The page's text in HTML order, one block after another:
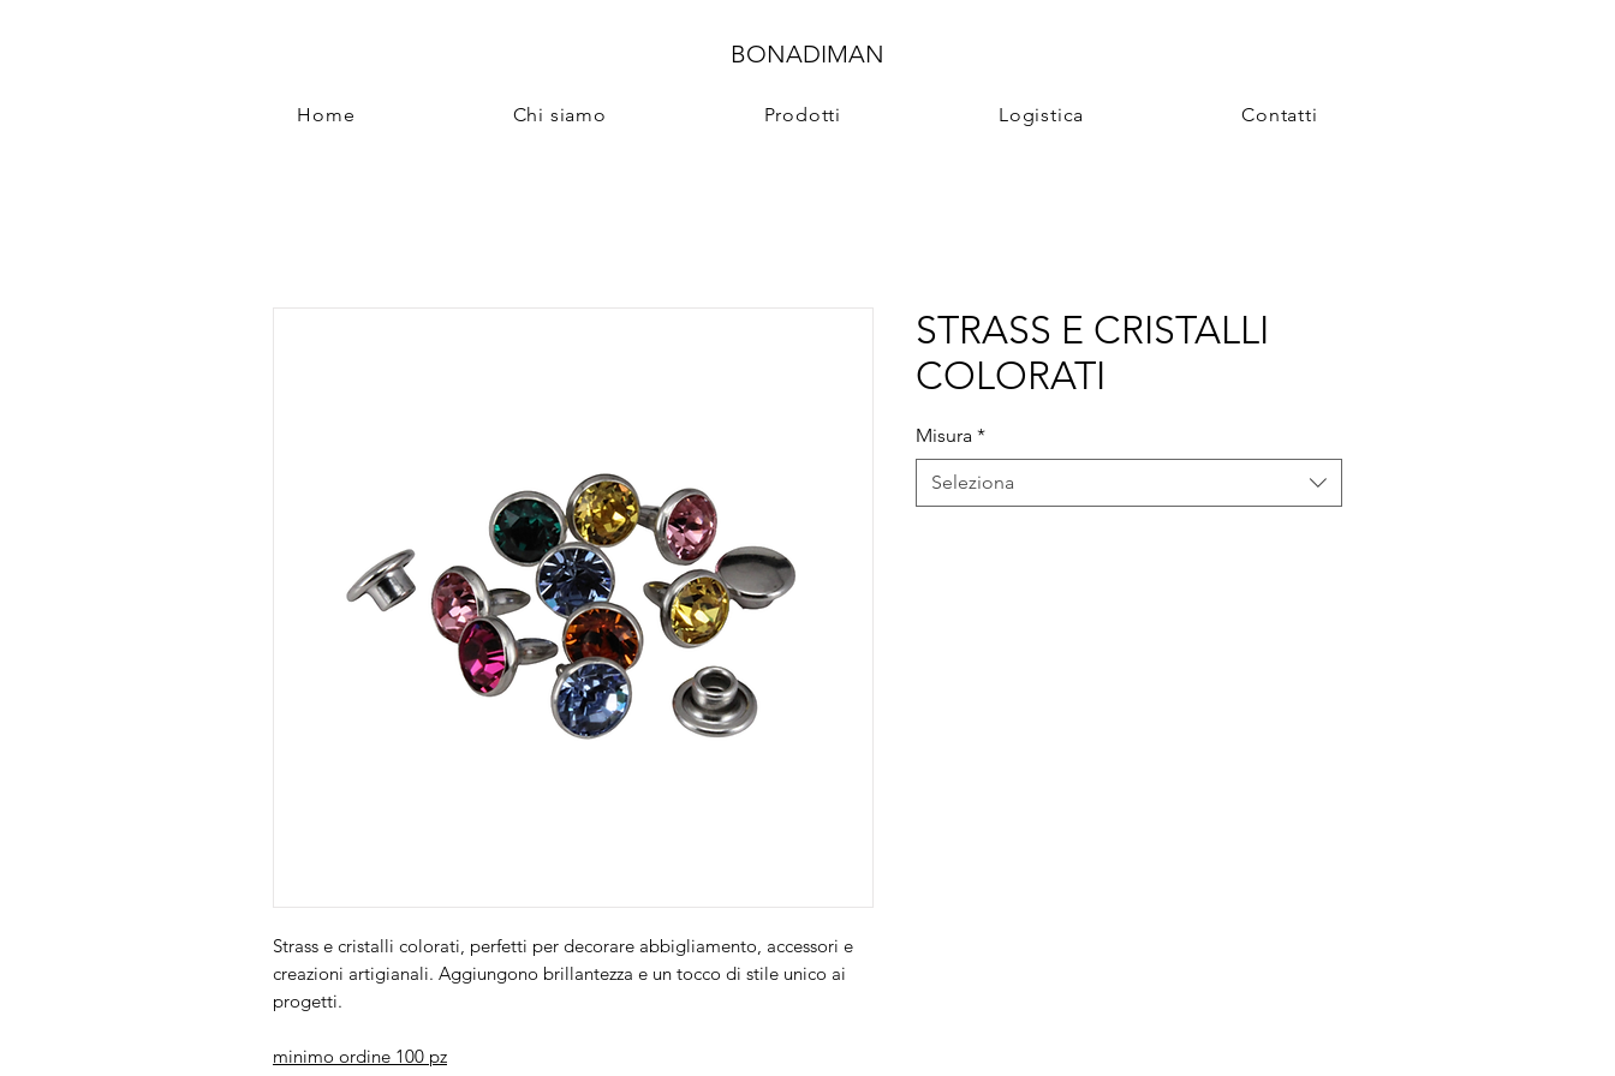
BONADIMAN
Home Chi siamo Prodotti Logistica Contatti
Strass e cristalli colorati, perfetti per decorare abbigliamento, accessori e
creazioni artigianali. Aggiungono brillantezza e un tocco di stile unico ai
progetti.
minimo ordine 100 pz
STRASS E CRISTALLI
COLORATI
Misura *
Seleziona